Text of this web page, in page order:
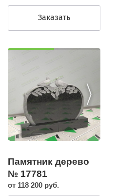
Заказать
Памятник дерево
№ 17781
от 118 200 руб.